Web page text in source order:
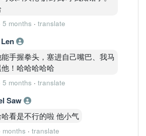
5 months · translate
手握拳头，塞进自己嘴巴、我马
他！哈哈哈哈哈
5 months · translate
Saw
看是不行的啦 他小气
months · translate